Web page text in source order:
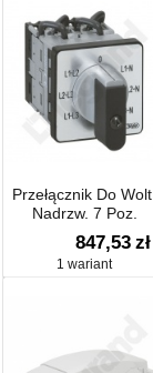
Przełącznik Do Wolt.
Nadrzw. 7 Poz.
847,53 zł
1 wariant